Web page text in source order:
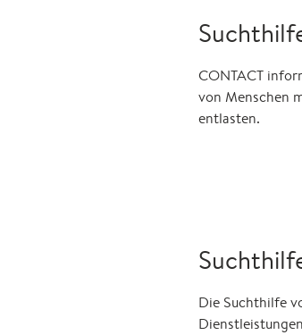
CONTACT
von Menschen
entlasten.
Die Suchthilfe